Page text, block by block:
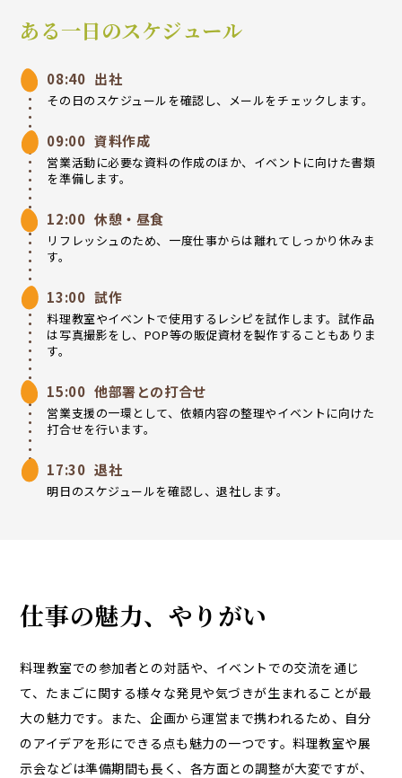
ある一日のスケジュール
08:40 出社
その日のスケジュールを確認し、メールをチェックします。
09:00 資料作成
営業活動に必要な資料の作成のほか、イベントに向けた書類
を準備します。
12:00 休憩・昼食
リフレッシュのため、一度仕事からは離れてしっかり休みま
す。
13:00 試作
料理教室やイベントで使用するレシピを試作します。試作品
は写真撮影をし、POP等の販促資材を製作することもありま
す。
15:00 他部署との打合せ
営業支援の一環として、依頼内容の整理やイベントに向けた
打合せを行います。
17:30 退社
明日のスケジュールを確認し、退社します。
仕事の魅力、やりがい
料理教室での参加者との対話や、イベントでの交流を通じ
て、たまごに関する様々な発見や気づきが生まれることが最
大の魅力です。また、企画から運営まで携われるため、自分
のアイデアを形にできる点も魅力の一つです。料理教室や展
示会などは準備期間も長く、各方面との調整が大変ですが、